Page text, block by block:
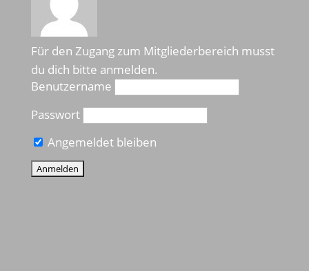
Für den Zugang zum Mitgliederbereich musst
du dich bitte anmelden.
Benutzername
Passwort
Angemeldet bleiben